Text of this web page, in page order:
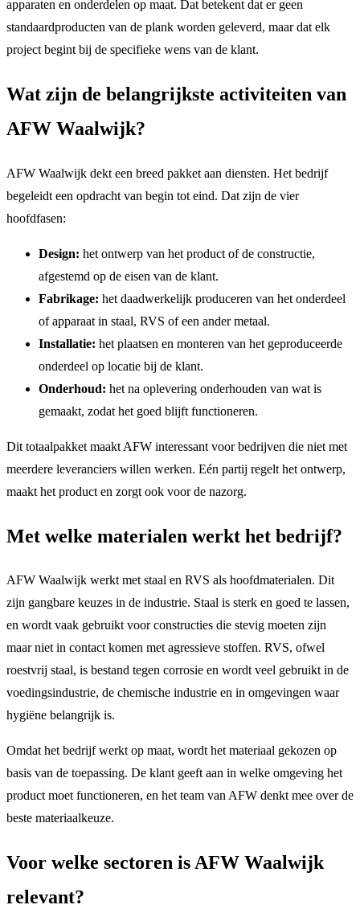
apparaten en onderdelen op maat. Dat betekent dat er geen
standaardproducten van de plank worden geleverd, maar dat elk
project begint bij de specifieke wens van de klant.
Wat zijn de belangrijkste activiteiten van
AFW Waalwijk?
AFW Waalwijk dekt een breed pakket aan diensten. Het bedrijf
begeleidt een opdracht van begin tot eind. Dat zijn de vier
hoofdfasen:
Design: het ontwerp van het product of de constructie,
afgestemd op de eisen van de klant.
Fabrikage: het daadwerkelijk produceren van het onderdeel
of apparaat in staal, RVS of een ander metaal.
Installatie: het plaatsen en monteren van het geproduceerde
onderdeel op locatie bij de klant.
Onderhoud: het na oplevering onderhouden van wat is
gemaakt, zodat het goed blijft functioneren.
Dit totaalpakket maakt AFW interessant voor bedrijven die niet met
meerdere leveranciers willen werken. Eén partij regelt het ontwerp,
maakt het product en zorgt ook voor de nazorg.
Met welke materialen werkt het bedrijf?
AFW Waalwijk werkt met staal en RVS als hoofdmaterialen. Dit
zijn gangbare keuzes in de industrie. Staal is sterk en goed te lassen,
en wordt vaak gebruikt voor constructies die stevig moeten zijn
maar niet in contact komen met agressieve stoffen. RVS, ofwel
roestvrij staal, is bestand tegen corrosie en wordt veel gebruikt in de
voedingsindustrie, de chemische industrie en in omgevingen waar
hygiëne belangrijk is.
Omdat het bedrijf werkt op maat, wordt het materiaal gekozen op
basis van de toepassing. De klant geeft aan in welke omgeving het
product moet functioneren, en het team van AFW denkt mee over de
beste materiaalkeuze.
Voor welke sectoren is AFW Waalwijk
relevant?